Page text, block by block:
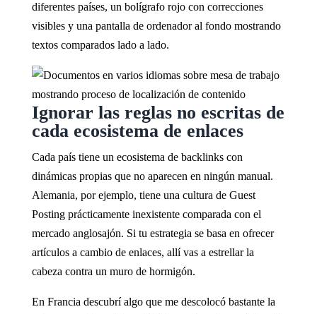
diferentes países, un bolígrafo rojo con correcciones
visibles y una pantalla de ordenador al fondo mostrando
textos comparados lado a lado.
Ignorar las reglas no escritas de
cada ecosistema de enlaces
Cada país tiene un ecosistema de backlinks con
dinámicas propias que no aparecen en ningún manual.
Alemania, por ejemplo, tiene una cultura de Guest
Posting prácticamente inexistente comparada con el
mercado anglosajón. Si tu estrategia se basa en ofrecer
artículos a cambio de enlaces, allí vas a estrellar la
cabeza contra un muro de hormigón.
En Francia descubrí algo que me descolocó bastante la